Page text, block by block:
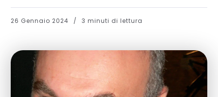
26 Gennaio 2024 3 minuti di lettura